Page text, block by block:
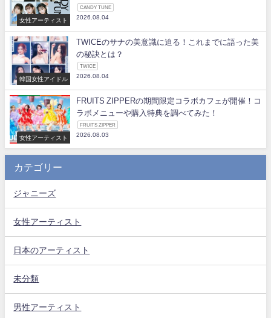
女性アーティスト
CANDY TUNE
2026.08.04
韓国女性アイドル
TWICEのサナの美意識に迫る！これまでに語った美
の秘訣とは？
TWICE
2026.08.04
女性アーティスト
FRUITS ZIPPERの期間限定コラボカフェが開催！コ
ラボメニューや購入特典を調べてみた！
FRUITS ZIPPER
2026.08.03
カテゴリー
ジャニーズ
女性アーティスト
日本のアーティスト
未分類
男性アーティスト